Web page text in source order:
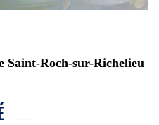
Saint-Roch-sur-Richelieu